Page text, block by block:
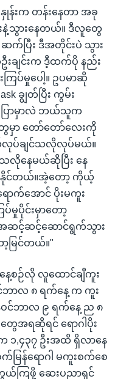
းက တန်းနေတာ အခု
သွားနေတယ်။ ဒီလူတွေ
ပြီး ဒီအတိုင်းပဲ သွား
းချင်းက ဒီ့ထက်ပို နည်း
ြပ်မှုပေါ့။ ဥပမာဆို
ချွတ်ပြီး ကွမ်း
ာမှာလဲ ဘယ်သူက
ေမှာ တော်တော်လေးကို
ပ်ချင်သလိုလုပ်မယ်။
နေမယ်ဆိုပြီး နေ
နိုင်တယ်။အဲ့တော့ ကိုယ့်
ာက်အောင် ပိုးမကူး
မှုပိုင်းမှာတော့
င့်ဆင့်ဆောင်ရွက်သွား
ြင်တယ်။"
နေ့စဉ်လို လူထောင်ချီကူး
င်ဘာလ ၈ ရက်နေ့ က ကူး
ဝင်ဘာလ ၉ ရက်နေ့ ည ၈
ေအရဆိုရင် ရောဂါပိုး
၁,၄၃၇ ဦးအထိ ရှိလာနေ
မြန်ရောဂါ မကူးစက်စေ
ယ်ကြဖို့ ဆေးပညာရှင်